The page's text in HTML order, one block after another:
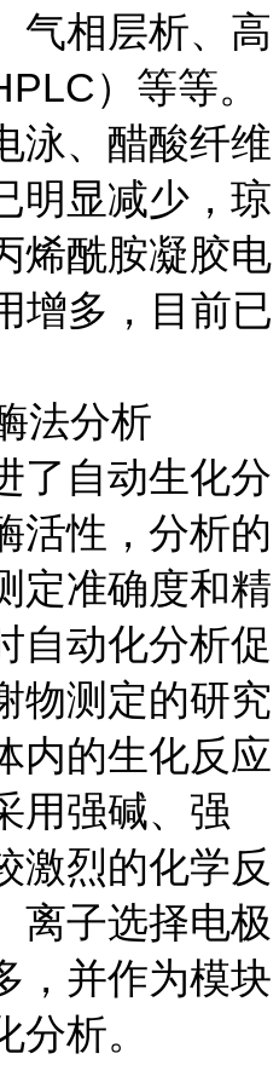
气相层析、高
）等等。
泳、醋酸纤维
明显减少，琼
烯酰胺凝胶电
增多，目前已
法分析
了自动生化分
活性，分析的
定准确度和精
自动化分析促
物测定的研究
内的生化反应
用强碱、强
激烈的化学反
离子选择电极
，并作为模块
析。